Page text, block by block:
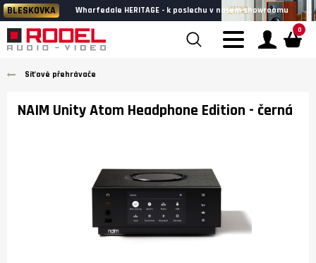
BLESKOVKA Wharfedale HERITAGE - k poslechu v našem showroomu
0
Síťové přehrávače
NAIM Unity Atom Headphone Edition - černá